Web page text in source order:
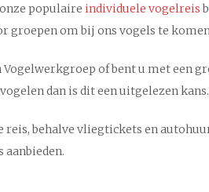
populaire individuele vogelreis
groepen om bij ons vogels te
Vogelwerkgroep of bent u met een
dan is dit een uitgelezen kans.
reis, behalve vliegtickets en
aanbieden.